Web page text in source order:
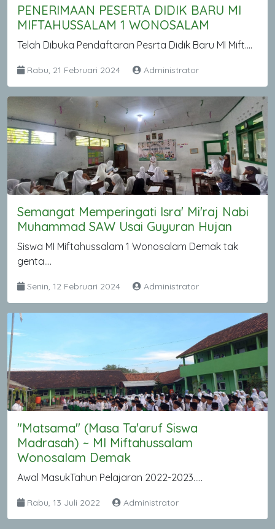
PENERIMAAN PESERTA DIDIK BARU MI
MIFTAHUSSALAM 1 WONOSALAM
Telah Dibuka Pendaftaran Pesrta Didik Baru MI Mift....
Rabu, 21 Februari 2024 Administrator
Semangat Memperingati Isra' Mi'raj Nabi
Muhammad SAW Usai Guyuran Hujan
Siswa MI Miftahussalam 1 Wonosalam Demak tak
genta....
Senin, 12 Februari 2024 Administrator
"Matsama" (Masa Ta'aruf Siswa
Madrasah) ~ MI Miftahussalam
Wonosalam Demak
Awal MasukTahun Pelajaran 2022-2023.....
Rabu, 13 Juli 2022 Administrator